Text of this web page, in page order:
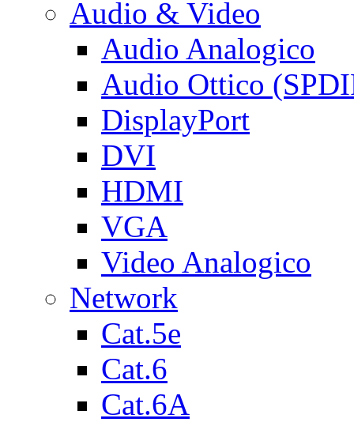
Audio & Video
Audio Analogico
Audio Ottico
DisplayPort
DVI
HDMI
VGA
Video Analogico
Network
Cat.5e
Cat.6
Cat.6A